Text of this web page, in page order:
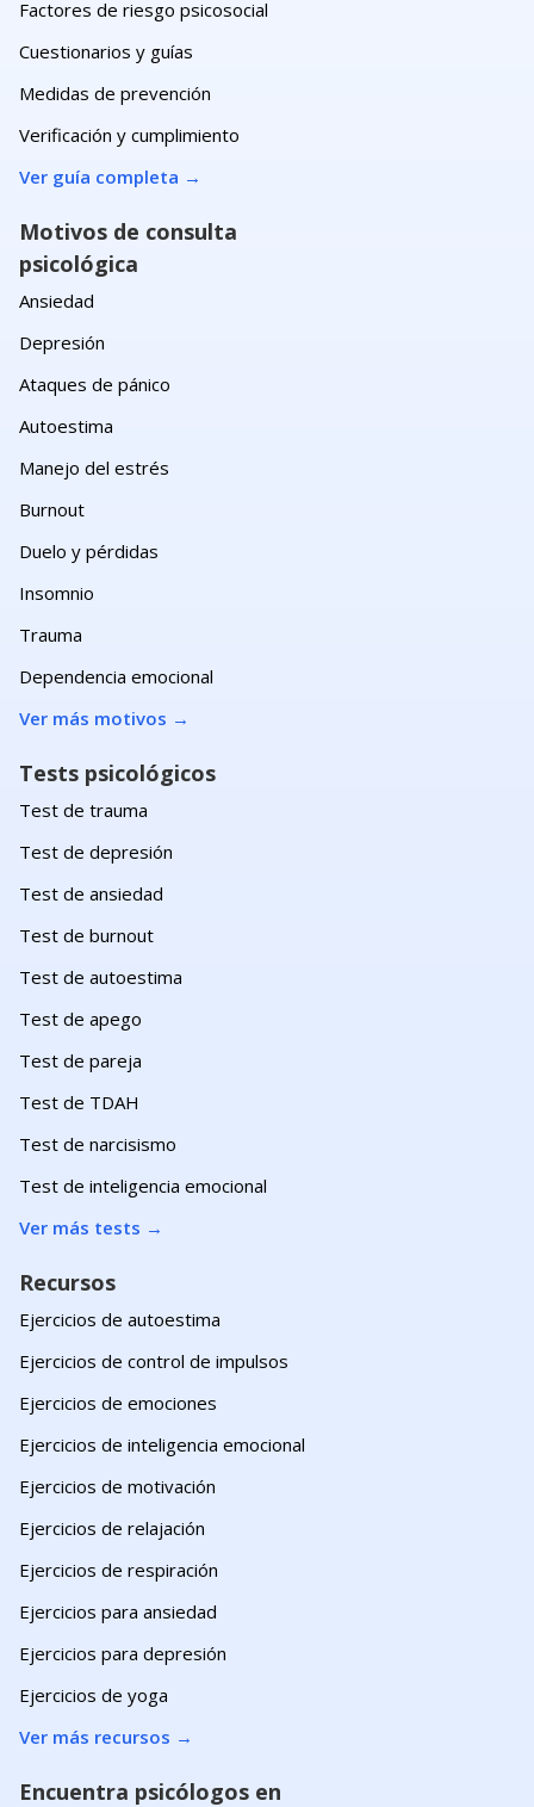
Factores de riesgo psicosocial
Cuestionarios y guías
Medidas de prevención
Verificación y cumplimiento
Ver guía completa →
Motivos de consulta
psicológica
Ansiedad
Depresión
Ataques de pánico
Autoestima
Manejo del estrés
Burnout
Duelo y pérdidas
Insomnio
Trauma
Dependencia emocional
Ver más motivos →
Tests psicológicos
Test de trauma
Test de depresión
Test de ansiedad
Test de burnout
Test de autoestima
Test de apego
Test de pareja
Test de TDAH
Test de narcisismo
Test de inteligencia emocional
Ver más tests →
Recursos
Ejercicios de autoestima
Ejercicios de control de impulsos
Ejercicios de emociones
Ejercicios de inteligencia emocional
Ejercicios de motivación
Ejercicios de relajación
Ejercicios de respiración
Ejercicios para ansiedad
Ejercicios para depresión
Ejercicios de yoga
Ver más recursos →
Encuentra psicólogos en